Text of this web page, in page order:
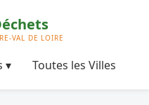
▾ Toutes les Villes